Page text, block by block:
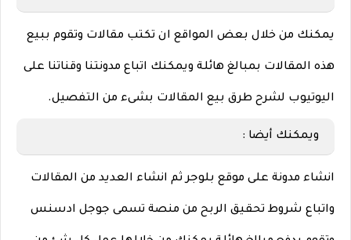
يمكنك من خلال بعض المواقع ان تكتب مقالات وتقوم ببيع
هذه المقالات بمبالغ هائلة ويمكنك اتباع مدونتنا وقناتنا على
اليوتيوب لشرح طرق بيع المقالات بشىء من التفصيل.
ويمكنك أيضا :
انشاء مدونة على موقع بلوجر ثم انشاء العديد من المقالات
واتباع شروط تحقيق الربح من منصة تسمى جوجل ادسنس